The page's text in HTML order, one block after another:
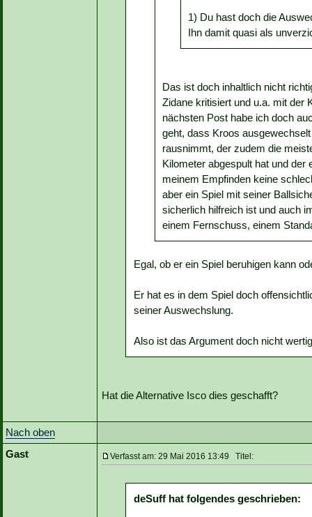
1) Du hast doch die
Ihn damit quasi als
Das ist doch inhaltlich nicht
Zidane kritisiert und u.a. mit der
nächsten Post habe ich doch
geht, dass Kroos
rausnimmt, der zudem die
Kilometer abgespult hat und der
meinem Empfinden keine
aber ein Spiel mit seiner
sicherlich hilfreich ist und auch
einem Fernschuss, einem
Egal, ob er ein Spiel beruhigen kann
Er hat es in dem Spiel doch
seiner Auswechslung.
Also ist das Argument doch nicht
Hat die Alternative Isco dies geschafft?
Nach oben
Gast
Verfasst am: 29 Mai 2016 13:49 Titel:
deSuff hat folgendes geschrieben: